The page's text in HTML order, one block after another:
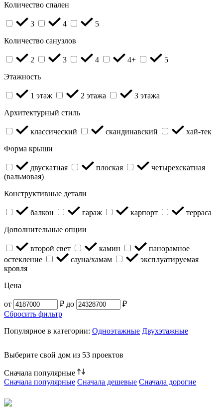
Количество спален
3 4
5
Количество санузлов
2 3 4 4+
5
Этажность
1 этаж 2 этажа
3 этажа
Архитектурный стиль
классический скандинавский
хай-тек
Форма крыши
двускатная плоская
четырехскатная
(вальмовая)
Конструктивные детали
балкон гараж карпорт
терраса
Дополнительные опции
второй свет камин
панорамное
остекление
сауна/хамам
эксплуатируемая
кровля
Цена
от ₽ до
₽
Сбросить фильтр
Популярное в категории: Одноэтажные Двухэтажные
Выберите свой дом из 53 проектов
Сначала популярные
Сначала популярные Сначала дешевые Сначала дорогие